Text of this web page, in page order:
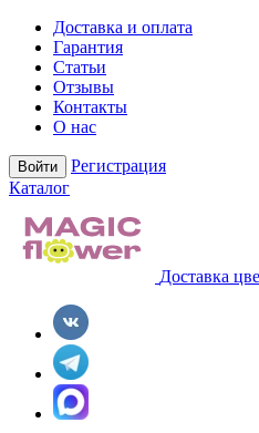
Доставка и оплата
Гарантия
Статьи
Отзывы
Контакты
О нас
Войти
Регистрация
Каталог
Доставка